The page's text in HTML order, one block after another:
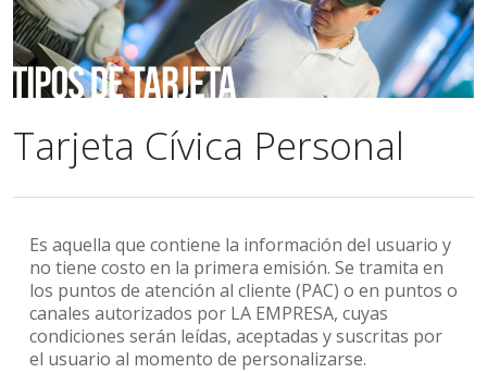
Tarjeta Cívica Personal
Es aquella que contiene la información del usuario y
no tiene costo en la primera emisión. Se tramita en
los puntos de atención al cliente (PAC) o en puntos o
canales autorizados por LA EMPRESA, cuyas
condiciones serán leídas, aceptadas y suscritas por
el usuario al momento de personalizarse.